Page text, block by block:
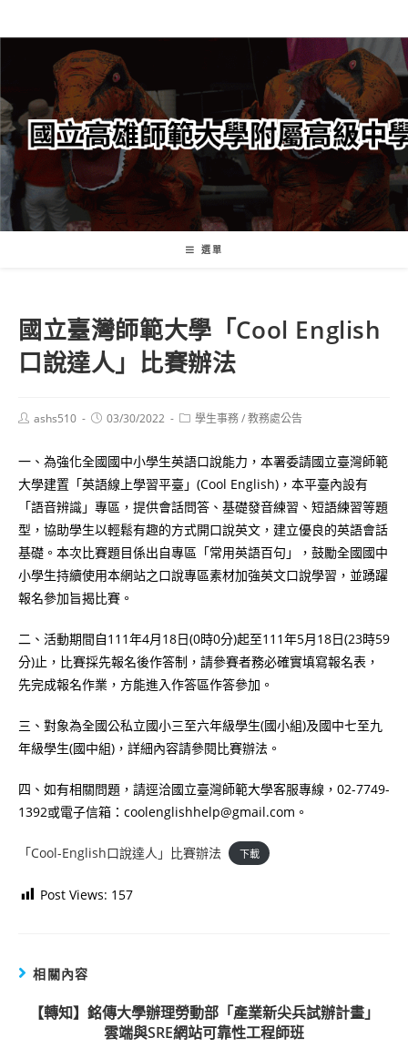
轉
要
內
容
選單
國立臺灣師範大學「Cool English
口說達人」比賽辦法
Postashs510
Post03/30/2022
Post學生事務/教務處公告
一、為強化全國國中小學生英語口說能力，本署委請國立臺灣師範
大學建置「英語線上學習平臺」(Cool English)，本平臺內設有
「語音辨識」專區，提供會話問答、基礎發音練習、短語練習等題
型，協助學生以輕鬆有趣的方式開口說英文，建立優良的英語會話
基礎。本次比賽題目係出自專區「常用英語百句」，鼓勵全國國中
小學生持續使用本網站之口說專區素材加強英文口說學習，並踴躍
報名參加旨揭比賽。
二、活動期間自111年4月18日(0時0分)起至111年5月18日(23時59
分)止，比賽採先報名後作答制，請參賽者務必確實填寫報名表，
先完成報名作業，方能進入作答區作答參加。
三、對象為全國公私立國小三至六年級學生(國小組)及國中七至九
年級學生(國中組)，詳細內容請參閱比賽辦法。
四、如有相關問題，請逕洽國立臺灣師範大學客服專線，02-7749-
1392或電子信箱：coolenglishhelp@gmail.com。
「Cool-English口說達人」比賽辦法 下載
Post Views: 157
相關內容
【轉知】銘傳大學辦理勞動部「產業新尖兵試辦計畫」
雲端與SRE網站可靠性工程師班